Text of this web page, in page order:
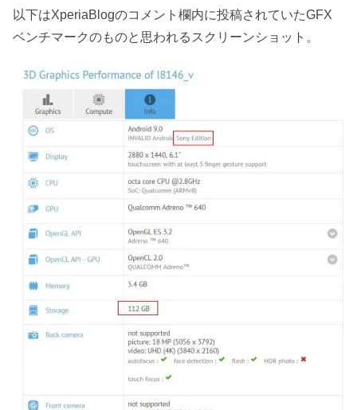
以下はXperiaBlogのコメント欄内に投稿されていたGFX
ベンチマークのものと思われるスクリーンショット。